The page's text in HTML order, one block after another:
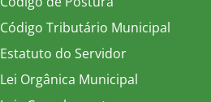
Código Tributário Municipal
Estatuto do Servidor
Lei Orgânica Municipal